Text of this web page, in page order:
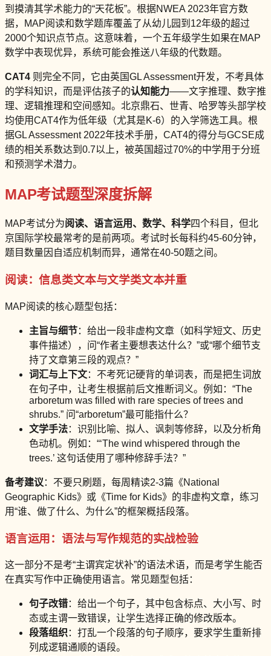
到摸清其学术能力的“天花板”。根据NWEA 2023年官方数
据，MAP阅读和数学题库覆盖了从幼儿园到12年级的超过
2000个知识点节点。这意味着，一个五年级学生如果在MAP
数学中表现优异，系统可能会推送八年级的代数题。
CAT4 则完全不同，它由英国GL Assessment开发，不考具体
的学科知识，而是评估孩子的认知能力——文字推理、数字推
理、逻辑推理和空间感知。北京鼎石、世青、哈罗等头部学校
均使用CAT4作为低年级（尤其是K-6）的入学筛选工具。根
据GL Assessment 2022年技术手册，CAT4的得分与GCSE成
绩的相关系数达到0.7以上，被英国超过70%的中学用于分班
和预测学术潜力。
MAP考试题型深度拆解
MAP考试分为阅读、语言运用、数学、科学四个科目，但北
京国际学校最常考的是前两项。考试时长每科约45-60分钟，
题目数量因自适应机制而异，通常在40-50题之间。
阅读：信息类文本与文学类文本并重
MAP阅读的核心题型包括：
主旨与细节：给出一段非虚构文章（如科学短文、历史
事件描述），问“作者主要想表达什么？”或“哪个细节支
持了文章第三段的观点？”
词汇与上下文：不考死记硬背的单词表，而是把生词放
在句子中，让考生根据前后文推断词义。例如：“The
arboretum was filled with rare species of trees and
shrubs.” 问“arboretum”最可能指什么？
文学手法：识别比喻、拟人、讽刺等修辞，以及分析角
色动机。例如：“‘The wind whispered through the
trees.’ 这句话使用了哪种修辞手法？”
备考建议 ：不要只刷题，每周精读2-3篇《National
Geographic Kids》或《Time for Kids》的非虚构文章，练习
用“谁、做了什么、为什么”的框架概括段落。
语言运用：语法与写作规范的实战检验
这一部分不是考“主谓宾定状补”的语法术语，而是考学生能否
在真实写作中正确使用语言。常见题型包括：
句子改错：给出一个句子，其中包含标点、大小写、时
态或主谓一致错误，让学生选择正确的修改版本。
段落组织 ：打乱一个段落的句子顺序，要求学生重新排
列成逻辑通顺的语段。